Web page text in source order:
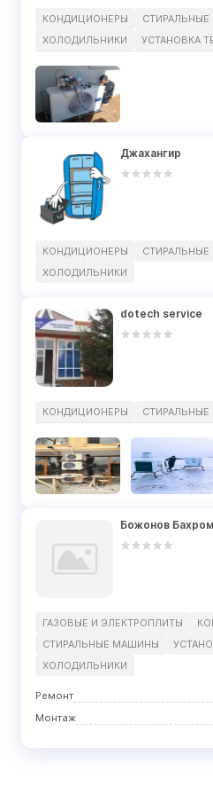
КОНДИЦИОНЕРЫ
ХОЛОДИЛЬНИКИ
УСТАНОВКА
Джахангир
КОНДИЦИОНЕРЫ
ХОЛОДИЛЬНИКИ
dotech service
КОНДИЦИОНЕРЫ
Божонов Бахром
ГАЗОВЫЕ И ЭЛЕКТРОПЛИТЫ
СТИРАЛЬНЫЕ МАШИНЫ
ХОЛОДИЛЬНИКИ
Ремонт
Монтаж